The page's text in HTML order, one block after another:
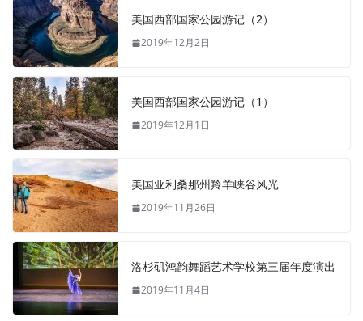
美国西部国家公园游记（2）
2019年12月2日
美国西部国家公园游记（1）
2019年12月1日
美国亚利桑那州羚羊峡谷风光
2019年11月26日
洛杉矶鸿韵舞蹈艺术学校第三届年度演出
2019年11月4日